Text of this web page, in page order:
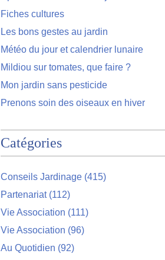
Fiches cultures
Les bons gestes au jardin
Météo du jour et calendrier lunaire
Mildiou sur tomates, que faire ?
Mon jardin sans pesticide
Prenons soin des oiseaux en hiver
Catégories
Conseils Jardinage (415)
Partenariat(112)
Vie Association (111)
Vie Association (96)
Au Quotidien (92)